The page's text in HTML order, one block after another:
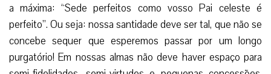
a máxima: “Sede perfeitos como vosso Pai celeste é
perfeito”. Ou seja: nossa santidade deve ser tal, que não se
concebe sequer que esperemos passar por um longo
purgatório! Em nossas almas não deve haver espaço para